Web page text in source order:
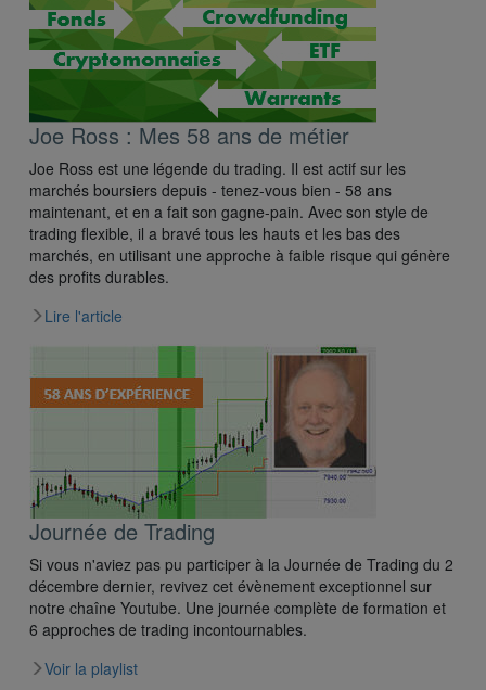
Joe Ross : Mes 58 ans de métier
Joe Ross est une légende du trading. Il est actif sur les
marchés boursiers depuis - tenez-vous bien - 58 ans
maintenant, et en a fait son gagne-pain. Avec son style de
trading ﬂexible, il a bravé tous les hauts et les bas des
marchés, en utilisant une approche à faible risque qui génère
des profits durables.
Lire l'article
Journée de Trading
Si vous n'aviez pas pu participer à la Journée de Trading du 2
décembre dernier, revivez cet évènement exceptionnel sur
notre chaîne Youtube. Une journée complète de formation et
6 approches de trading incontournables.
Voir la playlist